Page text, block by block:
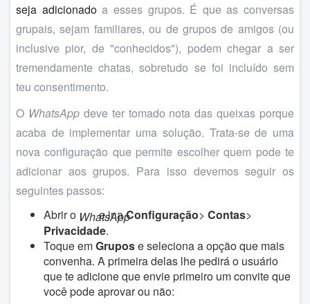
seja adicionadoa esses grupos. É que as conversas
grupais, sejam familiares, ou de grupos de amigos (ou
inclusive pior, de "conhecidos"), podem chegar a ser
tremendamente chatas, sobretudo se foi incluído sem
teu consentimento.
O WhatsAppdeve ter tomado nota das queixas porque
acaba de implementar uma solução. Trata-se de uma
nova configuração que permite escolher quem pode te
adicionar aos grupos. Para isso devemos seguir os
seguintes passos:
Abrir o WhatsApp
e ir aConfiguração> Contas>
Privacidade.
Toque emGrupose seleciona a opção que mais
convenha. A primeira delas lhe pedirá o usuário
que te adicione que envie primeiro um convite que
você pode aprovar ou não: